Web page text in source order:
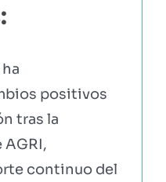
positivos
tras la
continuo del